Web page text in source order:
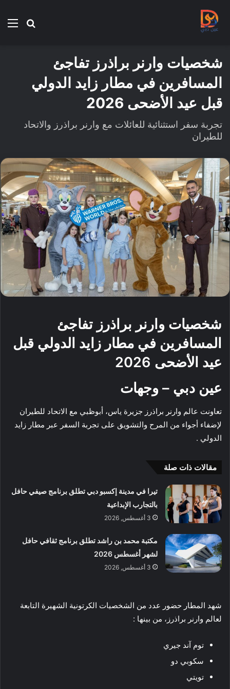
بحث
شخصيات وارنر براذرز تفاجئ
المسافرين في مطار زايد الدولي
قبل عيد الأضحى 2026
تجربة سفر استثنائية للعائلات مع وارنر براذرز والاتحاد
للطيران
شخصيات وارنر براذرز تفاجئ
المسافرين في مطار زايد الدولي قبل
عيد الأضحى 2026
عين دبي – وجهات
تعاونت عالم وارنر براذرز جزيرة ياس، أبوظبي مع الاتحاد للطيران
لإضفاء أجواء من المرح والتشويق على تجربة السفر عبر مطار زايد
الدولي .
مقالات ذات صلة
تيرا في مدينة إكسبو دبي تطلق برنامج صيفي حافل
بالتجارب الإبداعية
3 أغسطس, 2026
مكتبة محمد بن راشد تطلق برنامج ثقافي حافل
لشهر أغسطس 2026
3 أغسطس, 2026
شهد المطار حضور عدد من الشخصيات الكرتونية الشهيرة التابعة
لعالم وارنر براذرز، من بينها :
توم آند جيري
سكوبي دو
تويتي